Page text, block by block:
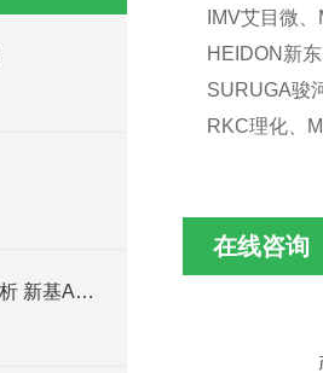
无桨式搅拌脱泡技术解析 新基ARE-310S工作原理与技术优势
IMV艾目微
HEIDON新
SURUGA骏
RKC理化、
在线咨询